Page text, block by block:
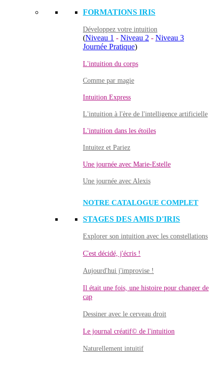
FORMATIONS IRIS
Développez votre intuition
(Niveau 1 - Niveau 2 - Niveau 3
Journée Pratique)
L'intuition du corps
Comme par magie
Intuition Express
L'intuition à l'ère de l'intelligence artificielle
L'intuition dans les étoiles
Intuitez et Pariez
Une journée avec Marie-Estelle
Une journée avec Alexis
NOTRE CATALOGUE COMPLET
STAGES DES AMIS D'IRIS
Explorer son intuition avec les constellations
C'est décidé, j'écris !
Aujourd'hui j'improvise !
Il était une fois, une histoire pour changer de
cap
Dessiner avec le cerveau droit
Le journal créatif© de l'intuition
Naturellement intuitif